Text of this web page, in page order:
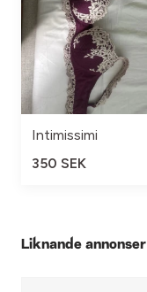
Intimissimi
350 SEK
Liknande annonser